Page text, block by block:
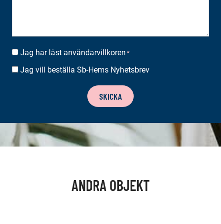
SUOSTUMUS *
Jag har läst användarvillkoren *
BESTÄLLA
Jag vill beställa Sb-Hems Nyhetsbrev
SKICKA
ANDRA OBJEKT